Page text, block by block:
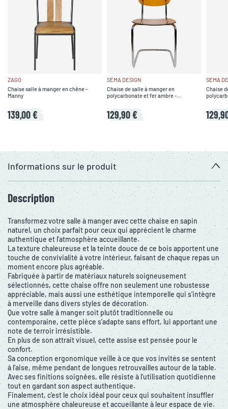
ZAGO
Chaise salle à manger en chêne -
Manny
139,00 €
SEMA DESIGN
Chaise de salle à manger en
polycarbonate et fer ambre -
129,90 €
SEMA
Chaise
Informations sur le produit
Description
Transformez votre salle à manger avec cette chaise en sapin
naturel, un choix parfait pour ceux qui apprécient le charme
authentique et l’atmosphère accueillante.
La texture chaleureuse et la teinte douce de ce bois apportent une
touche de convivialité à votre intérieur, faisant de chaque repas un
moment encore plus agréable.
Fabriquée à partir de matériaux naturels soigneusement
sélectionnés, cette chaise offre non seulement une robustesse
appréciable, mais aussi une esthétique intemporelle qui s'intègre
à merveille dans divers styles de décoration.
Que votre salle à manger soit plutôt traditionnelle ou
contemporaine, cette pièce s'adapte sans effort, lui apportant une
note de terroir irrésistible.
En plus de son attrait visuel, cette assise est pensée pour le
confort.
Sa conception ergonomique veille à ce que vos invités se sentent
à l’aise, même pendant de longues retrouvailles autour de la table.
Avec ses finitions soignées, elle résiste à l'utilisation quotidienne
tout en gardant son aspect authentique.
Finalement, c'est le choix idéal pour ceux qui souhaitent insuffler
une atmosphère chaleureuse et accueillante à leur espace de vie.